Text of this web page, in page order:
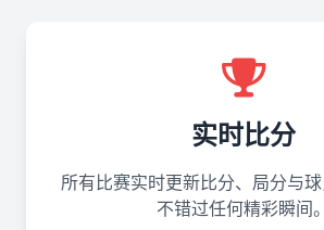
实时比分
所有比赛实时更新比分、局分与
不错过任何精彩瞬间。